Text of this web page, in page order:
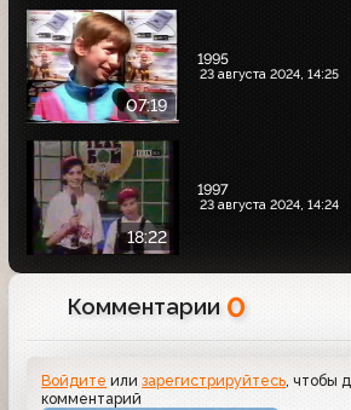
07:19
1995
23 августа 2024, 14:25
18:22
1997
23 августа 2024, 14:24
Комментарии 0
Войдите илизарегистрируйтесь, чтобы
комментарий